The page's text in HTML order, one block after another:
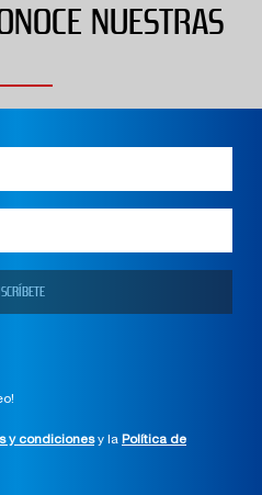
NUESTRAS
y condicionesy la Política de